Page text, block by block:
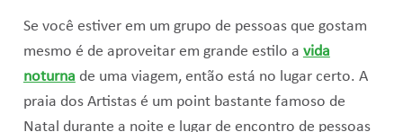
Se você estiver em um grupo de pessoas que gostam
mesmo é de aproveitar em grande estilo a vida
noturna de uma viagem, então está no lugar certo. A
praia dos Artistas é um point bastante famoso de
Natal durante a noite e lugar de encontro de pessoas